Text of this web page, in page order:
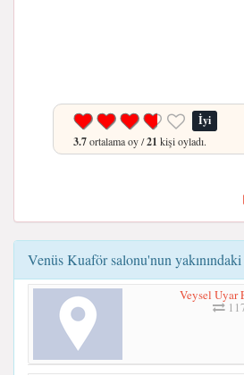
İyi
3.7ortalama oy /21 kişi oyladı.
Venüs Kuaför salonu'nun
Veysel Uyar